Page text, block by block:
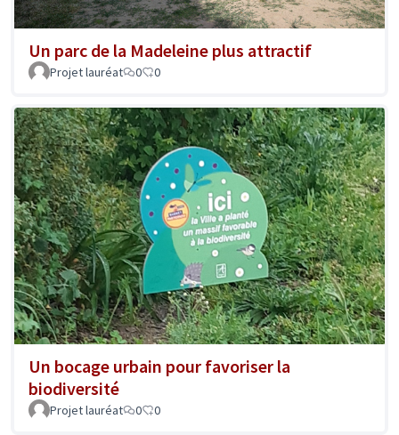
Un parc de la Madeleine plus attractif
Projet lauréat 0 0
Un bocage urbain pour favoriser la
biodiversité
Projet lauréat 0 0